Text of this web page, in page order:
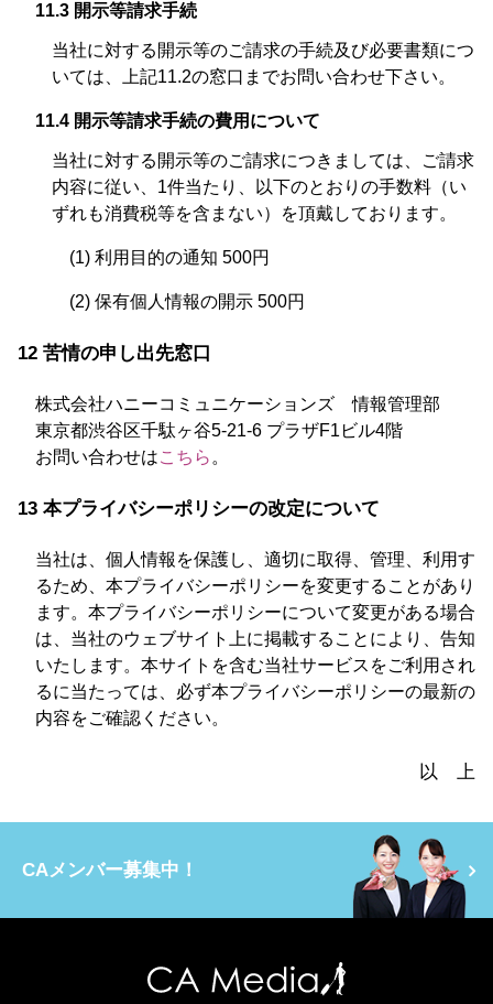
11.3 開示等請求手続
当社に対する開示等のご請求の手続及び必要書類につ
いては、上記11.2の窓口までお問い合わせ下さい。
11.4 開示等請求手続の費用について
当社に対する開示等のご請求につきましては、ご請求
内容に従い、1件当たり、以下のとおりの手数料（い
ずれも消費税等を含まない）を頂戴しております。
(1) 利用目的の通知 500円
(2) 保有個人情報の開示 500円
12 苦情の申し出先窓口
株式会社ハニーコミュニケーションズ 情報管理部
東京都渋谷区千駄ヶ谷5-21-6 プラザF1ビル4階
お問い合わせはこちら 。
13 本プライバシーポリシーの改定について
当社は、個人情報を保護し、適切に取得、管理、利用す
るため、本プライバシーポリシーを変更することがあり
ます。本プライバシーポリシーについて変更がある場合
は、当社のウェブサイト上に掲載することにより、告知
いたします。本サイトを含む当社サービスをご利用され
るに当たっては、必ず本プライバシーポリシーの最新の
内容をご確認ください。
以 上
CAメンバー募集中！